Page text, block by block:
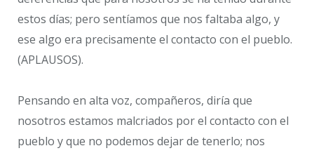
estos días; pero sentíamos que nos faltaba algo, y
ese algo era precisamente el contacto con el pueblo.
(APLAUSOS).
Pensando en alta voz, compañeros, diría que
nosotros estamos malcriados por el contacto con el
pueblo y que no podemos dejar de tenerlo; nos